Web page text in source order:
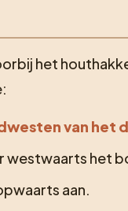
het
van het
het
aan.